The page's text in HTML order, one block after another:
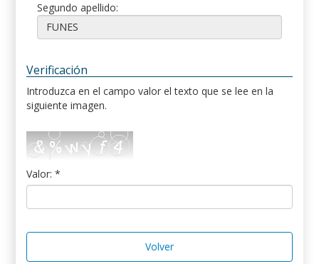
Segundo apellido:
Verificación
Introduzca en el campo valor el texto que se lee en la
siguiente imagen.
Valor: *
Volver